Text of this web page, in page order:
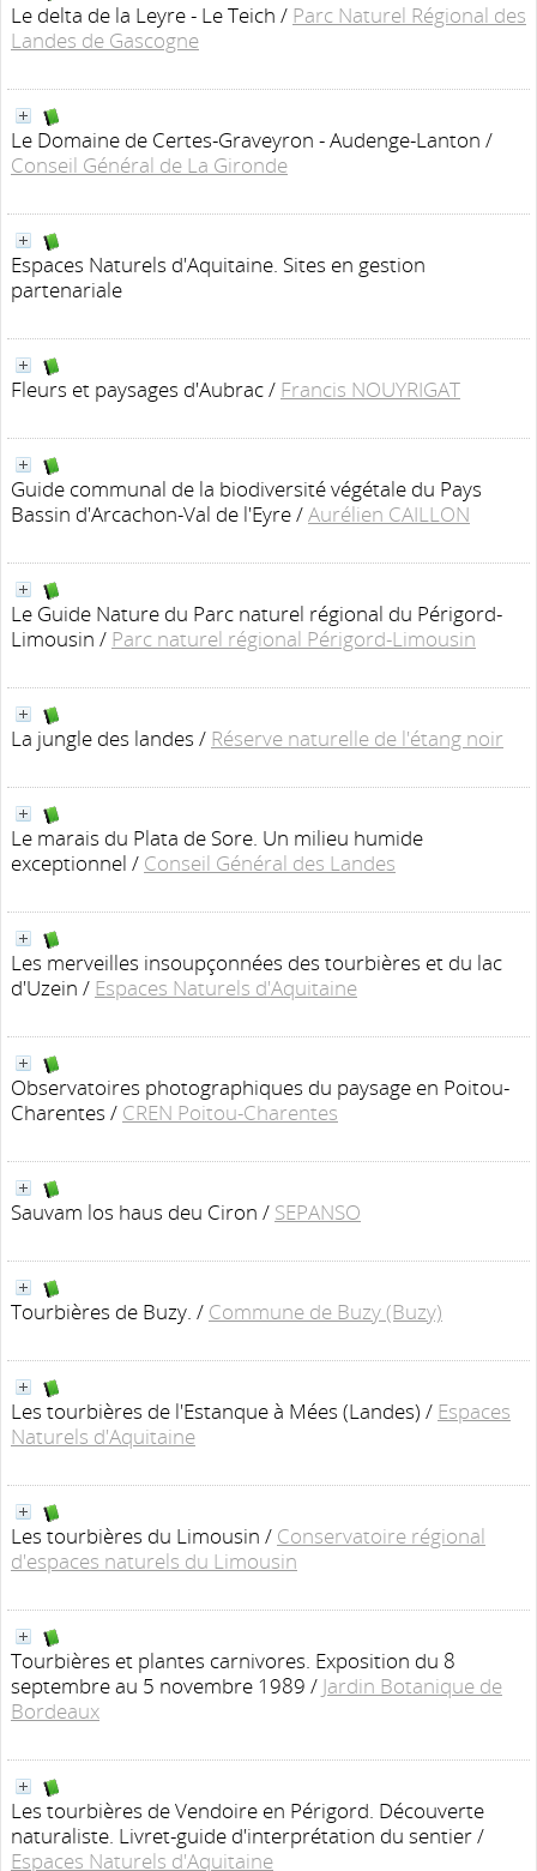
Le delta de la Leyre - Le Teich / Parc Naturel Régional des
Landes de Gascogne
Le Domaine de Certes-Graveyron - Audenge-Lanton /
Conseil Général de La Gironde
Espaces Naturels d'Aquitaine. Sites en gestion
partenariale
Fleurs et paysages d'Aubrac/ Francis NOUYRIGAT
Guide communal de la biodiversité végétale du Pays
Bassin d'Arcachon-Val de l'Eyre/Aurélien CAILLON
Le Guide Nature du Parc naturel régional du Périgord-
Limousin / Parc naturel régional Périgord-Limousin
La jungle des landes / Réserve naturelle de l'étang noir
Le marais du Plata de Sore. Un milieu humide
exceptionnel / Conseil Général des Landes
Les merveilles insoupçonnées des tourbières et du lac
d'Uzein / Espaces Naturels d'Aquitaine
Observatoires photographiques du paysage en Poitou-
Charentes / CREN Poitou-Charentes
Sauvam los haus deu Ciron / SEPANSO
Tourbières de Buzy. / Commune de Buzy (Buzy)
Les tourbières de l'Estanque à Mées (Landes) / Espaces
Naturels d'Aquitaine
Les tourbières du Limousin / Conservatoire régional
d'espaces naturels du Limousin
Tourbières et plantes carnivores. Exposition du 8
septembre au 5 novembre 1989 / Jardin Botanique de
Bordeaux
Les tourbières de Vendoire en Périgord. Découverte
naturaliste. Livret-guide d'interprétation du sentier/
Espaces Naturels d'Aquitaine